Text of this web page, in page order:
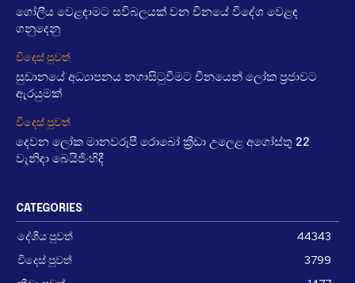
ගෝලීය වෙළඳාමට සවිබලයක් වන චීනයේ විදේශ වෙළඳ
ගනුදෙනු
විදෙස් පුවත්
සුඩානයේ අධ්‍යාපනය නගාසිටුවීමට චීනයෙන් ලෝක ප්‍රජාවට
ඇරයුමක්
විදෙස් පුවත්
දෙවන ලෝක මානවරූපී රොබෝ ක්‍රීඩා උලෙළ අගෝස්තු 22
වැනිදා බෙයිජිංහිදී
CATEGORIES
දේශීය පුවත්
44343
විදෙස් පුවත්
3799